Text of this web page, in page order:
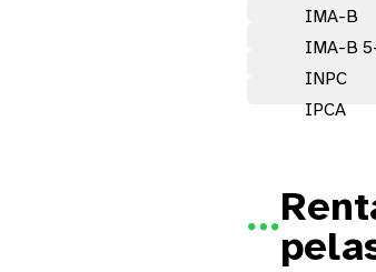
IMA-B
IMA-B
INPC
IPCA
